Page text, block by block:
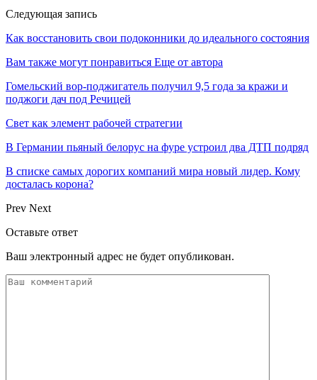
Следующая запись
Как восстановить свои подоконники до идеального состояния
Вам также могут понравиться Еще от автора
Гомельский вор-поджигатель получил 9,5 года за кражи и
поджоги дач под Речицей
Свет как элемент рабочей стратегии
В Германии пьяный белорус на фуре устроил два ДТП подряд
В списке самых дорогих компаний мира новый лидер. Кому
досталась корона?
Prev Next
Оставьте ответ
Ваш электронный адрес не будет опубликован.